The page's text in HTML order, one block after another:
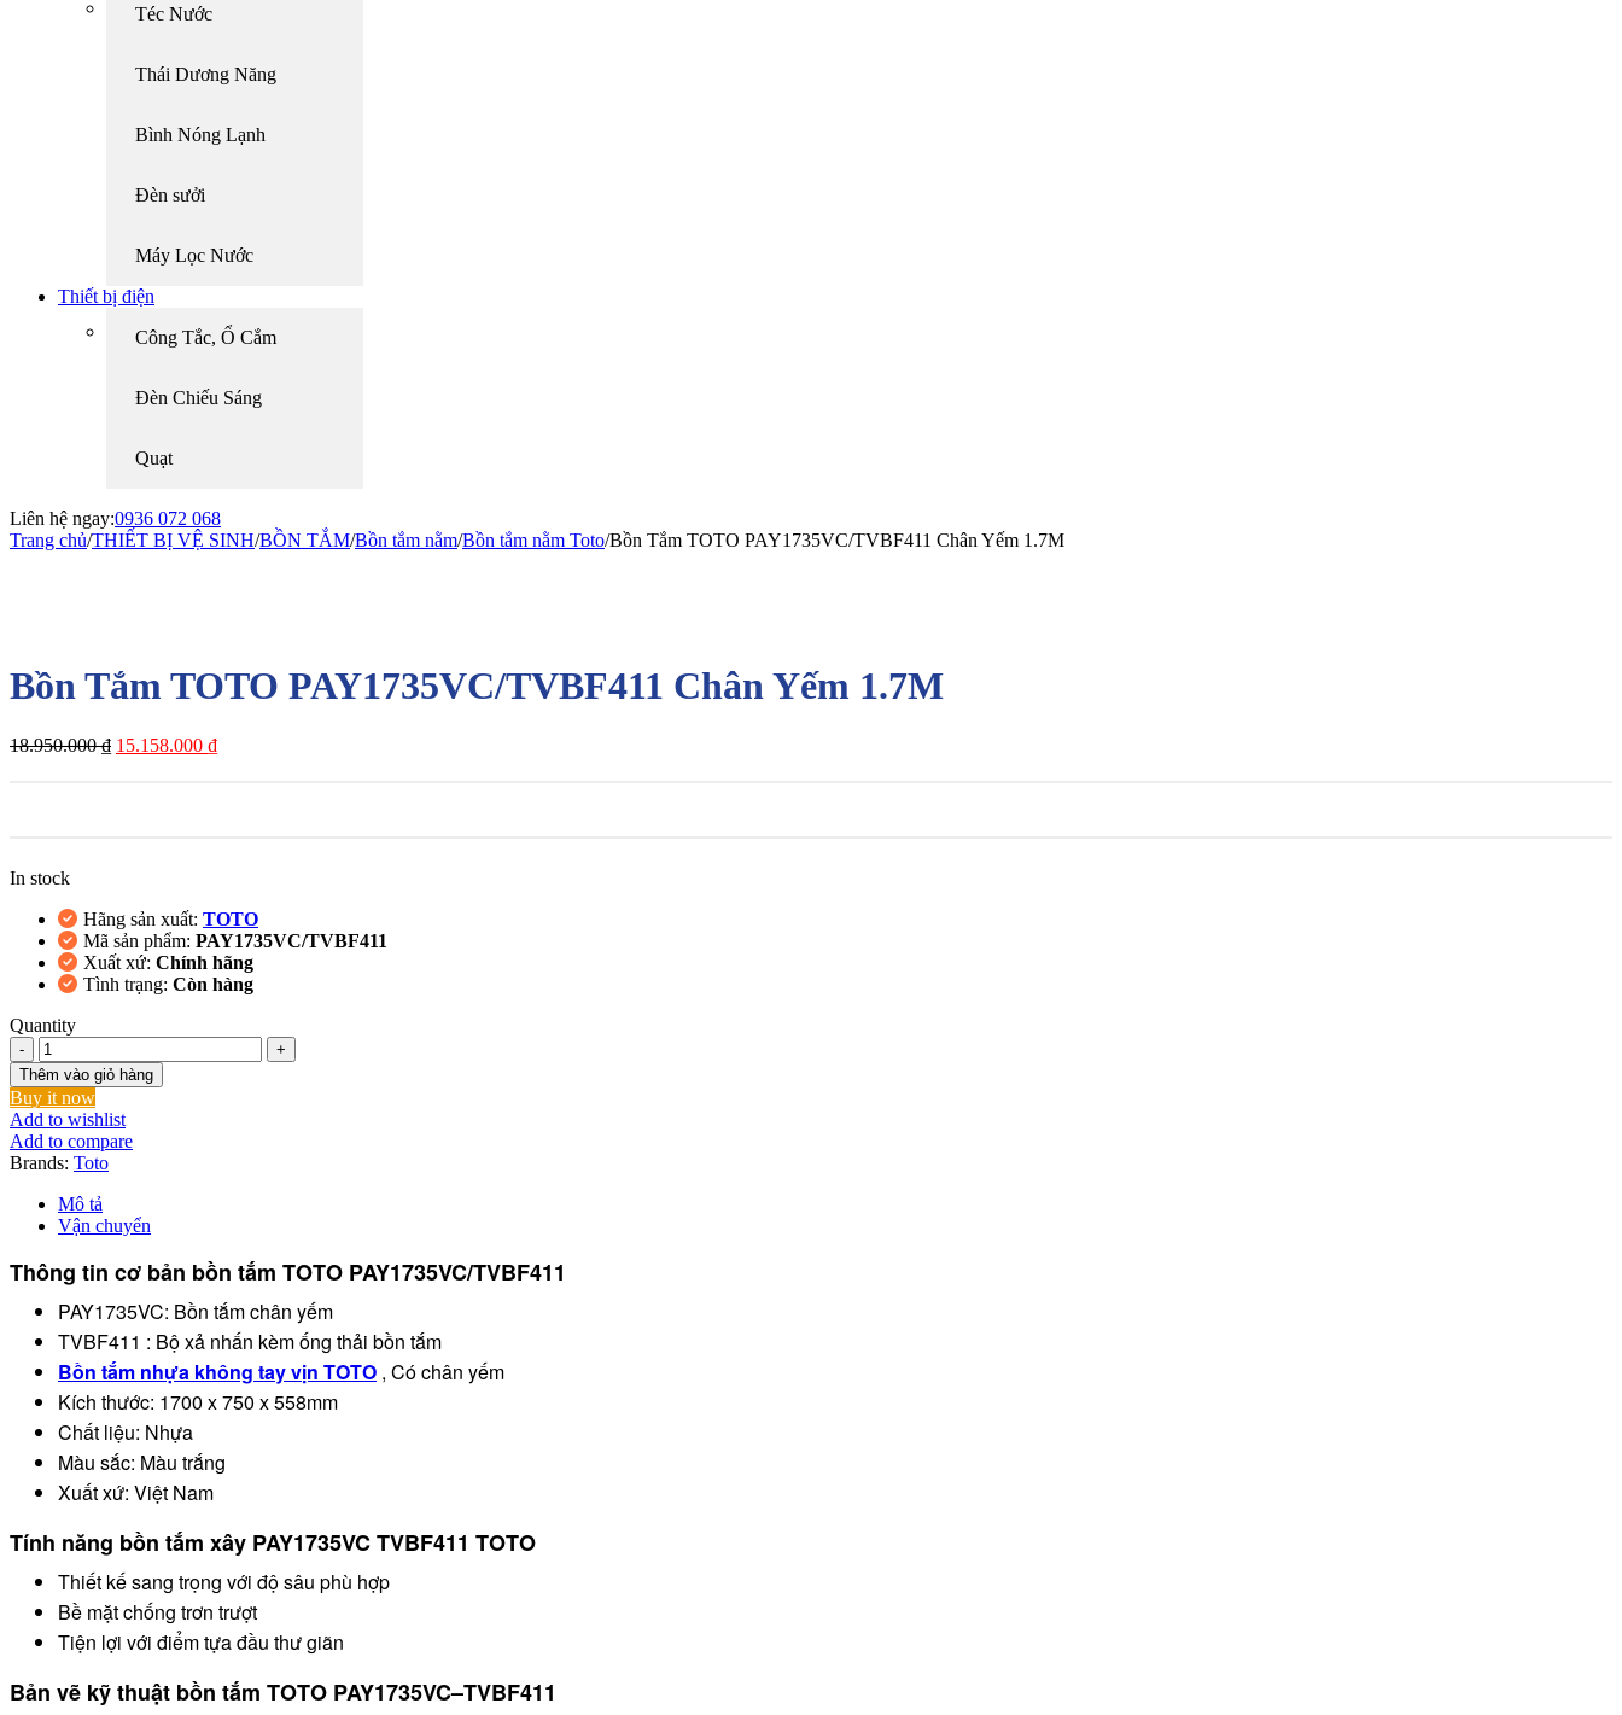
Téc Nước
Thái Dương Năng
Bình Nóng Lạnh
Đèn sưởi
Máy Lọc Nước
Thiết bị điện
Công Tắc, Ổ Cắm
Đèn Chiếu Sáng
Quạt
Liên hệ ngay:0936 072 068
Trang chủ/THIẾT BỊ VỆ SINH/BỒN TẮM/Bồn tắm nằm/Bồn tắm nằm Toto/Bồn Tắm TOTO PAY1735VC/TVBF411 Chân Yếm 1.7M
Bồn Tắm TOTO PAY1735VC/TVBF411 Chân Yếm 1.7M
18.950.000₫ Giá
15.158.000 ₫Giá
In stock
Hãng sản xuất: TOTO
Mã sản phẩm: PAY1735VC/TVBF411
Xuất xứ: Chính hãng
Tình trạng: Còn hàng
Quantity
Bồn
Tắm
TOTO
PAY1735VC/TVBF411
Chân
Yếm
1.7M
số
lượng
Thêm vào giỏ hàng
Buy it now
Add to wishlist
Add to compare
Brands: Toto
Mô tả
Vận chuyển
Thông tin cơ bản bồn tắm TOTO PAY1735VC/TVBF411
PAY1735VC: Bồn tắm chân yếm
TVBF411 : Bộ xả nhấn kèm ống thải bồn tắm
Bồn tắm nhựa không tay vịn TOTO , Có chân yếm
Kích thước: 1700 x 750 x 558mm
Chất liệu: Nhựa
Màu sắc: Màu trắng
Xuất xứ: Việt Nam
Tính năng bồn tắm xây PAY1735VC TVBF411 TOTO
Thiết kế sang trọng với độ sâu phù hợp
Bề mặt chống trơn trượt
Tiện lợi với điểm tựa đầu thư giãn
Bản vẽ kỹ thuật bồn tắm TOTO PAY1735VC–TVBF411